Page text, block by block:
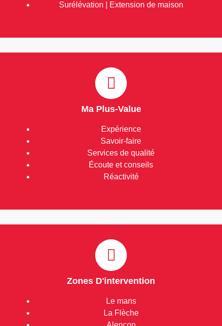
Surélévation | Extension de maison
Ma Plus-Value
Expérience
Savoir-faire
Services de qualité
Écoute et conseils
Réactivité
Zones D'intervention
Le mans
La Flèche